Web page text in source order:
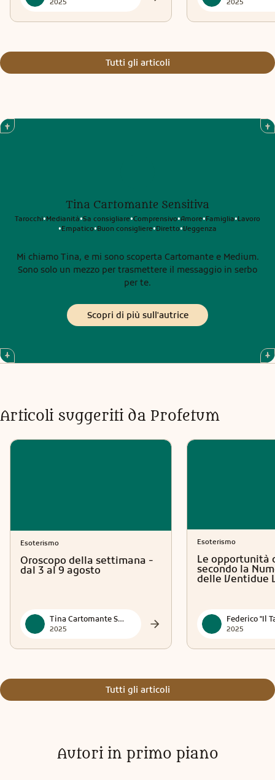
Tutti gli articoli
Tina Cartomante Sensitiva
Tarocchi•Medianità•Sa consigliare•Comprensivo•Amore•Famiglia•Lavoro
•Empatico•Buon consigliere•Diretto•Veggenza
Mi chiamo Tina, e mi sono scoperta Cartomante e Medium.
Sono solo un mezzo per trasmettere il messaggio in serbo
per te.
Scopri di più sull'autrice
Articoli suggeriti da Profetum
Esoterismo
Oroscopo della settimana -
dal 3 al 9 agosto
Tina Cartomante Sensitiva
2025
Esoterismo
Le opportunità
secondo la
delle Ventidue
2025
Tutti gli articoli
Autori in primo piano